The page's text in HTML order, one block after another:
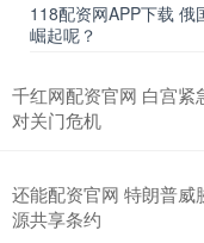
118配资网APP下载 俄
崛起呢？
千红网配资官网 白宫紧
对关门危机
还能配资官网 特朗普威
源共享条约